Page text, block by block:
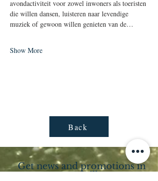
avondactiviteit voor zowel inwoners als toeristen
die willen dansen, luisteren naar levendige
muziek of gewoon willen genieten van de…
Show More
Back
Get news and promotions in
your mailbox